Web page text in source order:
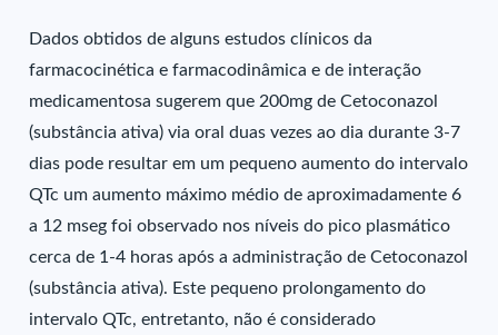
Dados obtidos de alguns estudos clínicos da
farmacocinética e farmacodinâmica e de interação
medicamentosa sugerem que 200mg de Cetoconazol
(substância ativa) via oral duas vezes ao dia durante 3-7
dias pode resultar em um pequeno aumento do intervalo
QTc um aumento máximo médio de aproximadamente 6
a 12 mseg foi observado nos níveis do pico plasmático
cerca de 1-4 horas após a administração de Cetoconazol
(substância ativa). Este pequeno prolongamento do
intervalo QTc, entretanto, não é considerado